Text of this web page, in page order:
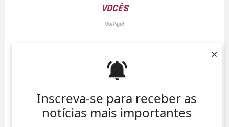
Inscreva-se para receber as
notícias mais importantes
×
VOCÊS
05/Ago/